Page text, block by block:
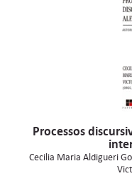
Processos
Cecilia Maria Aldigueri